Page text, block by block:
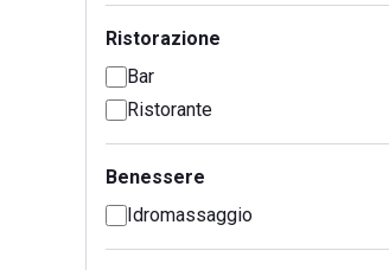
Ristorazione
Bar
Ristorante
Benessere
Idromassaggio